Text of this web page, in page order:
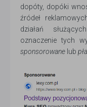
dopóty, dopóki
źródeł
działań
oznaczenie tych
sponsorowane lub